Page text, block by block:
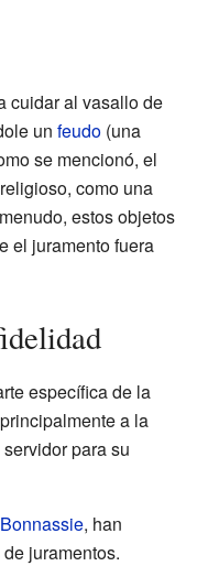
cuidar al vasallo de
un feudo (una
se mencionó, el
como una
estos objetos
el juramento fuera
específica de la
a la
para su
, han
juramentos.